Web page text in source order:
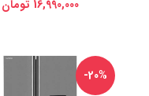
16,990,000 تومان
-20%